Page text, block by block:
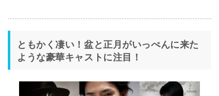
ともかく凄い！盆と正月がいっぺんに来た
ような豪華キャストに注目！